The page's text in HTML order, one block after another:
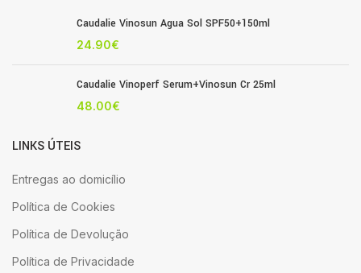
Caudalie Vinosun Agua Sol SPF50+150ml
24.90€
Caudalie Vinoperf Serum+Vinosun Cr 25ml
48.00€
LINKS ÚTEIS
Entregas ao domicílio
Política de Cookies
Política de Devolução
Política de Privacidade